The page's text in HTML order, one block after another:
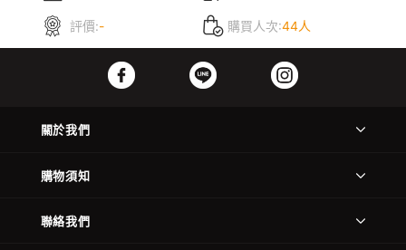
評價:- 購買人次:44人
關於我們
購物須知
聯絡我們